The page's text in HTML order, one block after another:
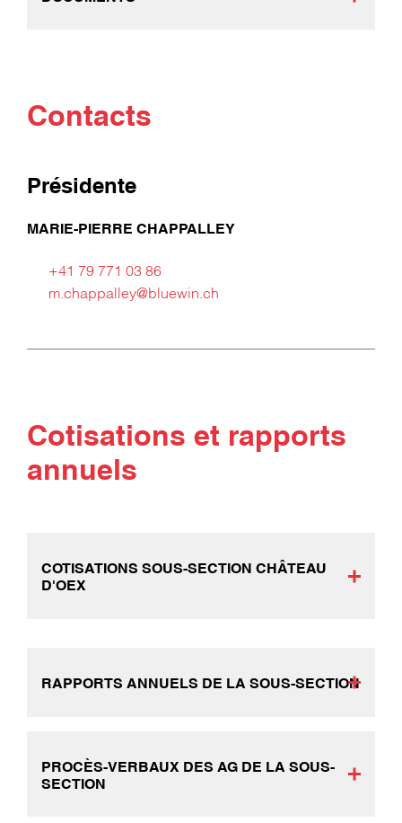
Contacts
Présidente
MARIE-PIERRE CHAPPALLEY
+41 79 771 03 86
m.chappalley@bluewin.ch
Cotisations et rapports
annuels
COTISATIONS SOUS-SECTION CHÂTEAU
D'OEX
RAPPORTS ANNUELS DE LA SOUS-SECTION
PROCÈS-VERBAUX DES AG DE LA SOUS-
SECTION